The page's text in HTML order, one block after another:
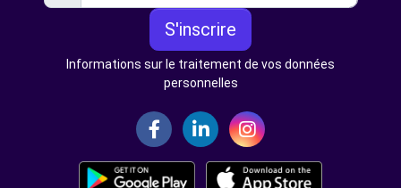
S'inscrire
Informations sur le traitement de vos données
personnelles